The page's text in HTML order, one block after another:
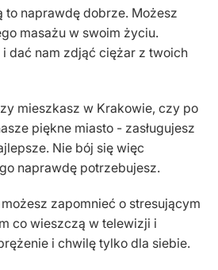
to naprawdę dobrze. Możesz
masażu w swoim życiu.
dać nam zdjąć ciężar z twoich
mieszkasz w Krakowie, czy po
piękne miasto - zasługujesz
Nie bój się więc
naprawdę potrzebujesz.
zapomnieć o stresującym
co wieszczą w telewizji i
i chwilę tylko dla siebie.